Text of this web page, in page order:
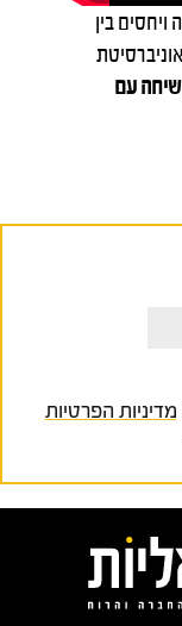
בין
שיחה עם
מדיניות הפרטיות